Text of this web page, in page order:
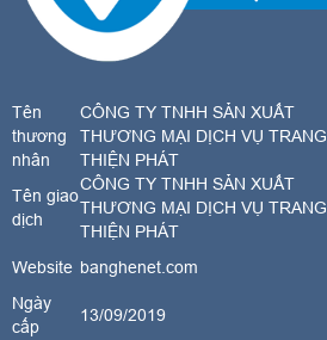
Tên
thương
nhân
CÔNG TY TNHH SẢN XUẤT
THƯƠNG MẠI DỊCH VỤ TRANG
THIỆN PHÁT
Tên giao
dịch
CÔNG TY TNHH SẢN XUẤT
THƯƠNG MẠI DỊCH VỤ TRANG
THIỆN PHÁT
Website banghenet.com
Ngày
cấp
13/09/2019